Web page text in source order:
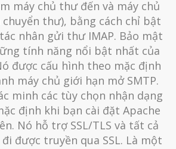
máy chủ thư đến và máy chủ
thư), bằng cách chỉ bật
nhân gửi thư IMAP. Bảo mật
tính năng nổi bật nhất của
được cấu hình theo mặc định
máy chủ giới hạn mở SMTP.
minh các tùy chọn nhận dạng
định khi bạn cài đặt Apache
Nó hỗ trợ SSL/TLS và tất cả
được truyền qua SSL. Là một